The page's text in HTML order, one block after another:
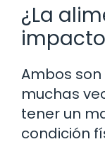
¿La
Ambos
muchas
tener un
condición